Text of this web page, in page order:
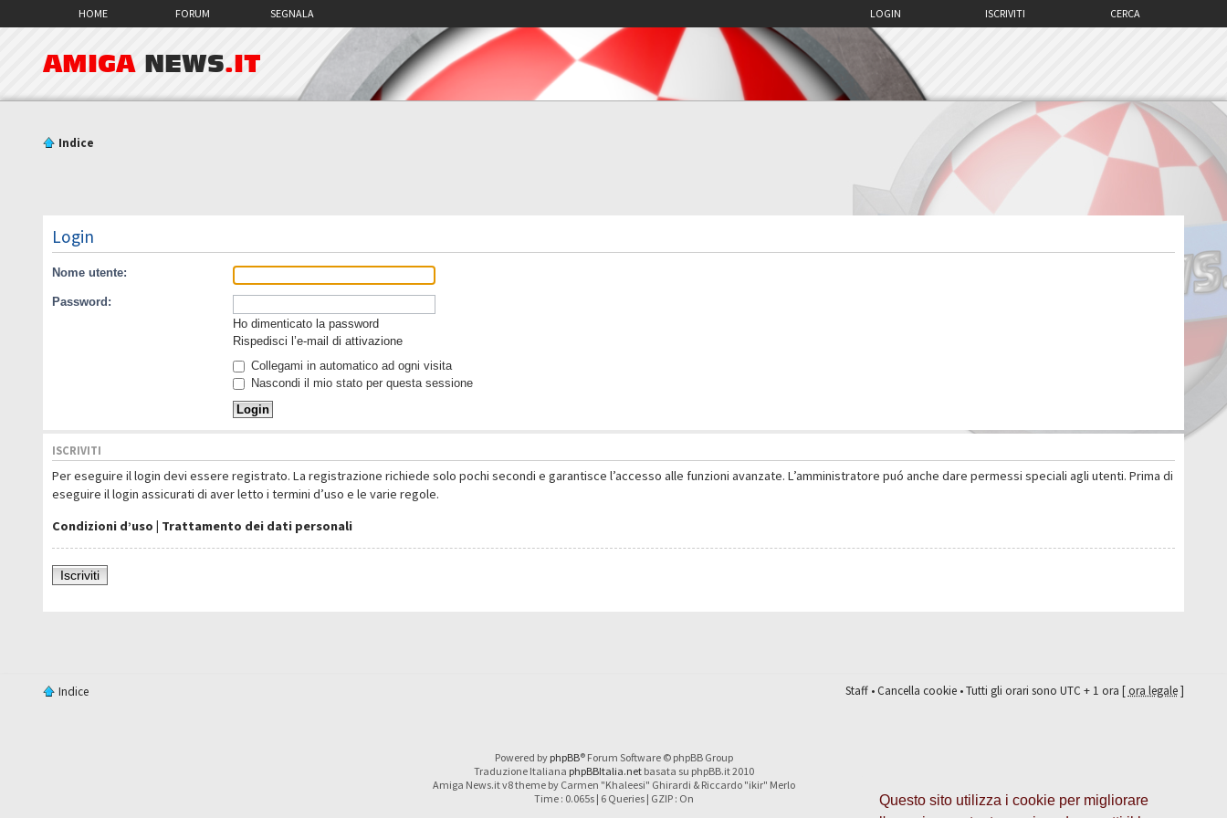
Questo sito utilizza i cookie per migliorare
HOME FORUM SEGNALA CERCA
ISCRIVITI
LOGIN
AMIGA NEWS.IT
Indice
Login
Nome utente:
Password:
Ho dimenticato la password
Rispedisci l’e-mail di attivazione
Collegami in automatico ad ogni visita
Nascondi il mio stato per questa sessione
ISCRIVITI
Per eseguire il login devi essere registrato. La registrazione richiede solo pochi secondi e garantisce l’accesso alle funzioni avanzate. L’amministratore puó anche dare permessi speciali agli utenti. Prima di
eseguire il login assicurati di aver letto i termini d’uso e le varie regole.
Condizioni d’uso | Trattamento dei dati personali
Iscriviti
Indice Staff•Cancella cookie• Tutti gli orari sono UTC + 1 ora [ora legale]
Powered by phpBB® Forum Software © phpBB Group
Traduzione Italiana phpBBItalia.netbasata su phpBB.it 2010
Amiga News.it v8 theme by Carmen "Khaleesi" Ghirardi & Riccardo "ikir" Merlo
Time : 0.065s | 6 Queries | GZIP : On